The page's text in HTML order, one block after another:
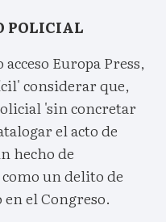
POLICIAL
Europa Press,
considerar que,
'sin concretar
el acto de
hecho de
un delito de
el Congreso.